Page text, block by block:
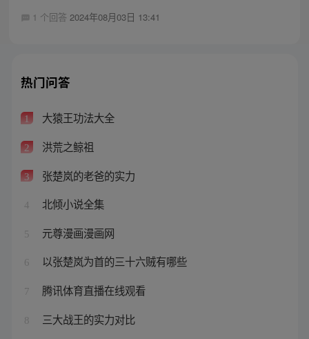
1 个回答 2024年08月03日 13:41
热门问答
1 大猿王功法大全
2 洪荒之鲸祖
3 张楚岚的老爸的实力
4 北倾小说全集
5 元尊漫画漫画网
6 以张楚岚为首的三十六贼有哪些
7 腾讯体育直播在线观看
8 三大战王的实力对比